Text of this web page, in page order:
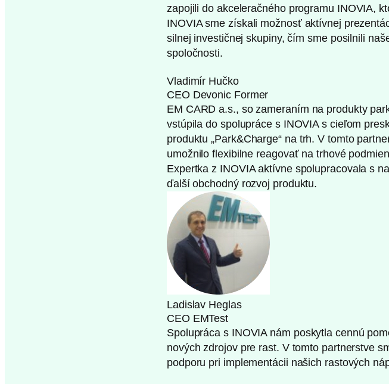
zapojili do akceleračného programu INOVIA,
INOVIA sme získali možnosť aktívnej
silnej investičnej skupiny, čím sme posilnili
spoločnosti.
Vladimír Hučko
CEO Devonic Former
EM CARD a.s., so zameraním na produkty
vstúpila do spolupráce s INOVIA s cieľom
produktu „Park&Charge“ na trh. V tomto
umožnilo flexibilne reagovať na trhové
Expertka z INOVIA aktívne spolupracovala s
ďalší obchodný rozvoj produktu.
Ladislav Heglas
CEO EMTest
Spolupráca s INOVIA nám poskytla cennú
nových zdrojov pre rast. V tomto partnerstve
podporu pri implementácii našich rastových